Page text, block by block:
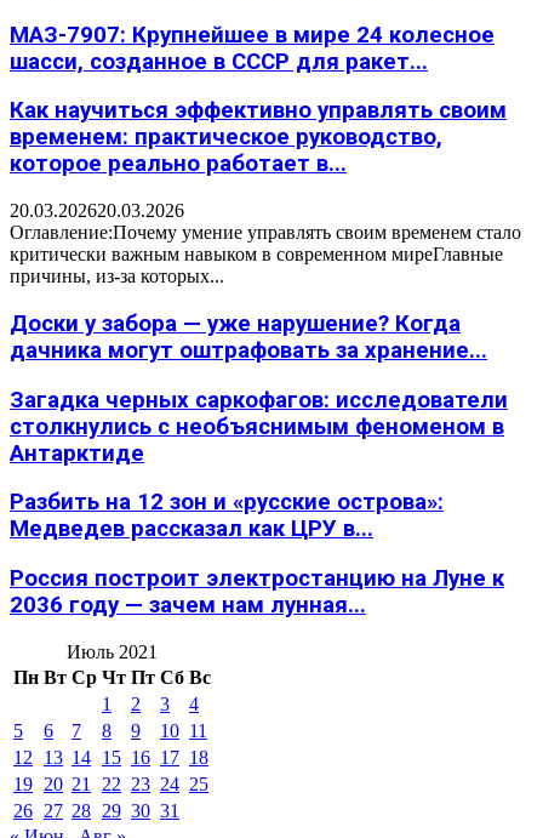
МАЗ-7907: Крупнейшее в мире 24 колесное
шасси, созданное в СССР для ракет...
Как научиться эффективно управлять своим
временем: практическое руководство,
которое реально работает в...
20.03.202620.03.2026
Оглавление:Почему умение управлять своим временем стало
критически важным навыком в современном миреГлавные
причины, из-за которых...
Доски у забора — уже нарушение? Когда
дачника могут оштрафовать за хранение...
Загадка черных саркофагов: исследователи
столкнулись с необъяснимым феноменом в
Антарктиде
Разбить на 12 зон и «русские острова»:
Медведев рассказал как ЦРУ в...
Россия построит электростанцию на Луне к
2036 году — зачем нам лунная...
Июль 2021
Пн Вт Ср Чт Пт Сб Вс
1
2 3
4
5
6 7 8 9 10 11
12
13 14 15 16 17 18
19 20 21 22 23 24 25
26 27 28 29 30 31